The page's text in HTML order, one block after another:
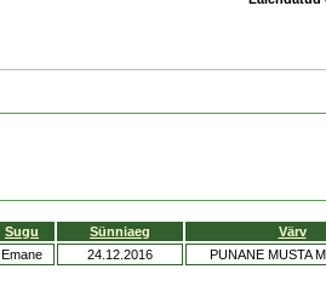
Sugu Sünniaeg
Värv
Emane 24.12.2016 PUNANE MUSTA